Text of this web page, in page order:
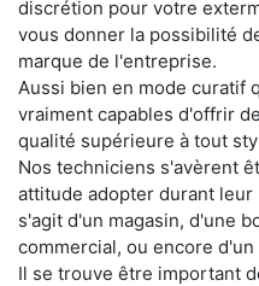
discrétion pour votre
vous donner la possibilité
marque de l'entreprise.
Aussi bien en mode curatif
vraiment capables d'offrir
qualité supérieure à tout
Nos techniciens s'avèrent
attitude adopter durant
s'agit d'un magasin, d'une
commercial, ou encore
Il se trouve être important